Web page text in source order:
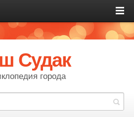
Судак
города